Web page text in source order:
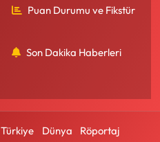
Puan Durumu ve Fikstür
Son Dakika Haberleri
Türkiye Dünya
Röportaj